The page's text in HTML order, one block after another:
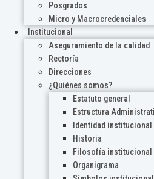
Posgrados
Micro y Macrocredenciales
Institucional
Aseguramiento de la calidad
Rectoría
Direcciones
¿Quiénes somos?
Estatuto general
Estructura
Identidad institucional
Historia
Filosofía institucional
Organigrama